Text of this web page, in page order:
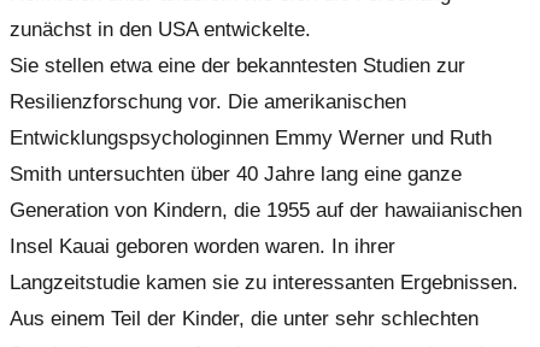
zunächst in den USA entwickelte.
Sie stellen etwa eine der bekanntesten Studien zur
Resilienzforschung vor. Die amerikanischen
Entwicklungspsychologinnen Emmy Werner und Ruth
Smith untersuchten über 40 Jahre lang eine ganze
Generation von Kindern, die 1955 auf der hawaiianischen
Insel Kauai geboren worden waren. In ihrer
Langzeitstudie kamen sie zu interessanten Ergebnissen.
Aus einem Teil der Kinder, die unter sehr schlechten